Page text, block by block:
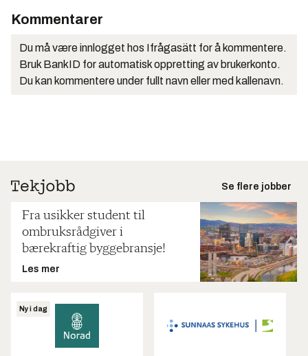
Kommentarer
Du må være innlogget hos Ifrågasätt for å kommentere.
Bruk BankID for automatisk oppretting av brukerkonto.
Du kan kommentere under fullt navn eller med kallenavn.
Se flere jobber
Fra usikker student til
ombruksrådgiver i
bærekraftig byggebransje!
Les mer
Ny i dag